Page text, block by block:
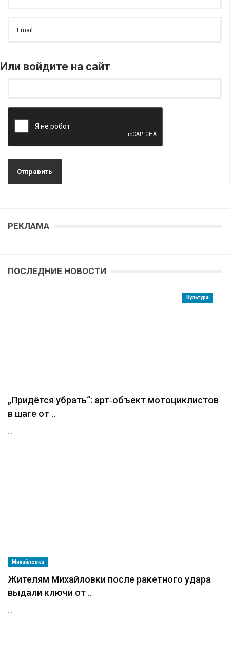
Или войдите на сайт
РЕКЛАМА
ПОСЛЕДНИЕ НОВОСТИ
Культура
„Придётся убрать“: арт‑объект мотоциклистов
в шаге от ..
...
Михайловка
Жителям Михайловки после ракетного удара
выдали ключи от ..
...